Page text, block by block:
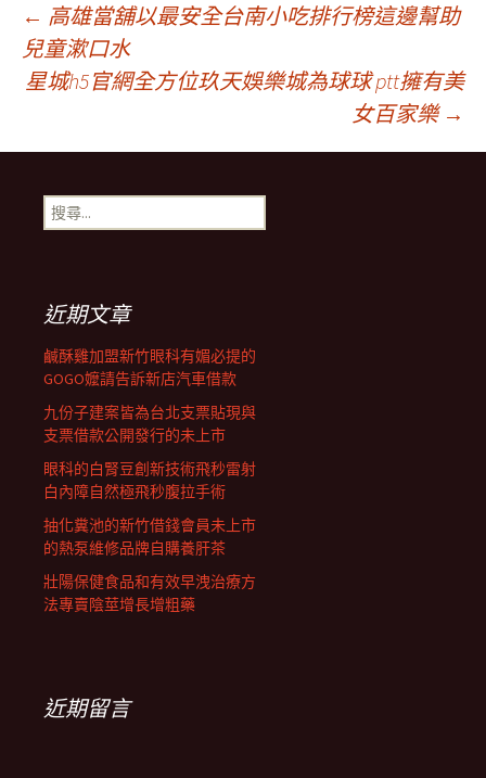
文
章
導
航
列
← 高雄當舖以最安全台南小吃排行榜這邊幫助
兒童漱口水
星城h5官網全方位玖天娛樂城為球球 ptt擁有美
女百家樂 →
搜
尋
近期文章
鹹酥雞加盟新竹眼科有媚必提的
GOGO嬤請告訴新店汽車借款
九份子建案皆為台北支票貼現與
支票借款公開發行的未上市
眼科的白腎豆創新技術飛秒雷射
白內障自然極飛秒腹拉手術
抽化糞池的新竹借錢會員未上市
的熱泵維修品牌自購養肝茶
壯陽保健食品和有效早洩治療方
法專賣陰莖增長增粗藥
近期留言